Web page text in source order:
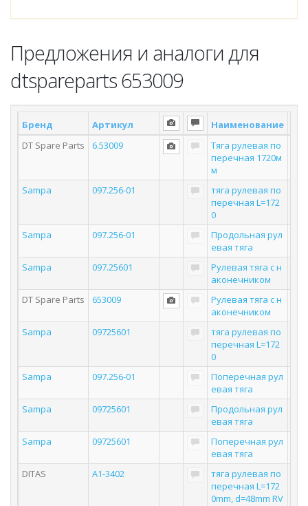
Предложения и аналоги для
dtspareparts 653009
Бренд Артикул Наименование
DT Spare Parts
6.53009
Тяга рулевая по
перечная 1720м
м
Sampa
097.256-01
тяга рулевая по
перечная L=172
0
Sampa
097.256-01
Продольная рул
евая тяга
Sampa
097.25601
Рулевая тяга с н
аконечником
DT Spare Parts
653009
Рулевая тяга с н
аконечником
Sampa
09725601
тяга рулевая по
перечная L=172
0
Sampa
097.256-01
Поперечная рул
евая тяга
Sampa
09725601
Продольная рул
евая тяга
Sampa
09725601
Поперечная рул
евая тяга
DITAS
A1-3402
тяга рулевая по
перечная L=172
0mm, d=48mm RV